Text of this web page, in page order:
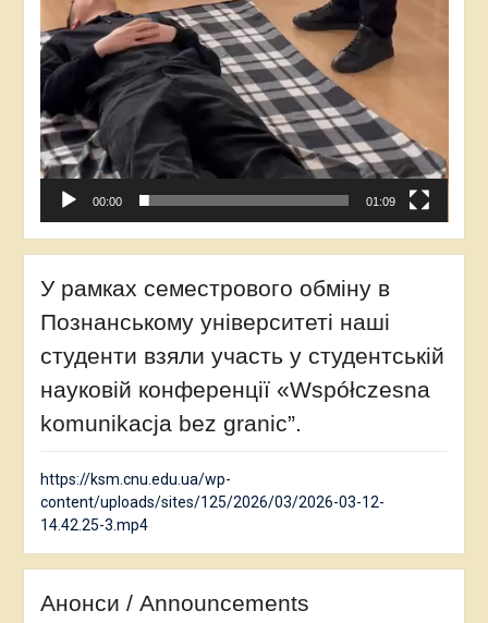
00:00 01:09
У рамках семестрового обміну в
Познанському університеті наші
студенти взяли участь у студентській
науковій конференції «Współczesna
komunikacja bez granic”.
https://ksm.cnu.edu.ua/wp-
content/uploads/sites/125/2026/03/2026-03-12-
14.42.25-3.mp4
Анонси / Announcements